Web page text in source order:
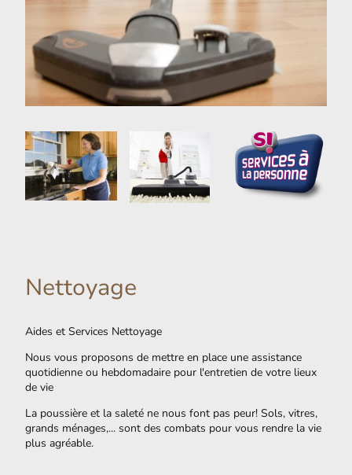
Nettoyage
Aides et Services Nettoyage
Nous vous proposons de mettre en place une assistance
quotidienne ou hebdomadaire pour l'entretien de votre lieux
de vie
La poussière et la saleté ne nous font pas peur! Sols, vitres,
grands ménages,... sont des combats pour vous rendre la vie
plus agréable.